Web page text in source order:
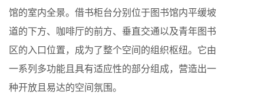
馆的室内全景。借书柜台分别位于图书馆内平缓坡
道的下方、咖啡厅的前方、垂直交通以及青年图书
区的入口位置，成为了整个空间的组织枢纽。它由
一系列多功能且具有适应性的部分组成，营造出一
种开放且易达的空间氛围。